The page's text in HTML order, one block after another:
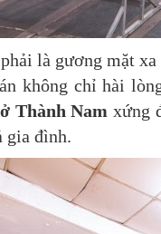
là gương mặt
không chỉ hài
Thành Nam xứng
gia đình.